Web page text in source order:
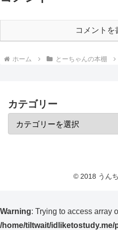
コメントを
ホーム とーちゃんの本棚
カテゴリー
© 2018 うん
Warning: Trying to access array
/home/tiltwait/idliketostudy.me/